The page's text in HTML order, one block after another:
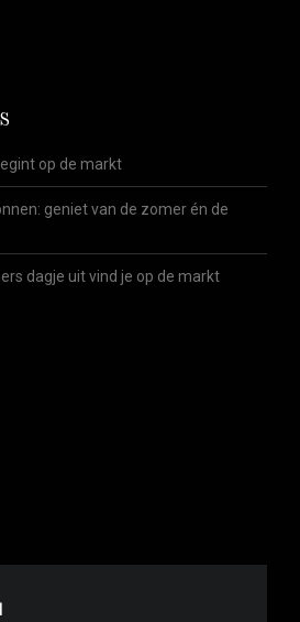
op de markt
geniet van de zomer én de
dagje uit vind je op de markt